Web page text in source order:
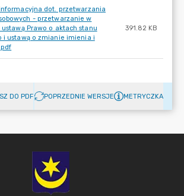
dot. przetwarzania
- przetwarzanie w
ustawą Prawo o aktach stanu
i ustawą o zmianie imienia i
391.82 KB
DO PDF POPRZEDNIE WERSJE METRYCZKA